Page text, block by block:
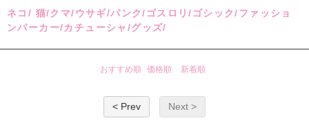
ネコ/ 猫/クマ/ウサギ/パンク/ゴスロリ/ゴシック/ファッショ
ンパーカー/カチューシャ/グッズ/
おすすめ順 価格順 新着順
< Prev Next >